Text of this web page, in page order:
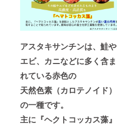
アスタキサンチンは、鮭や
エビ、カニなどに多く含ま
れている赤色の
天然色素（カロテノイド）
の一種です。
主に『ヘクトコッカス藻』